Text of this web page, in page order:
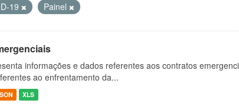
19 Painel
informações e dados referentes aos contratos
ao enfrentamento da...
XLS